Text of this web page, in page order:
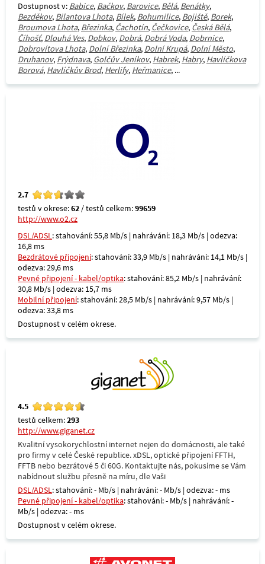
Dostupnost v: Babice, Bačkov, Barovice, Bělá, Benátky,
Bezděkov, Bilantova Lhota, Bílek, Bohumilice, Bojiště, Borek,
Broumova Lhota, Březinka, Čachotín, Čečkovice, Česká Bělá,
Číhošť, Dlouhá Ves, Dobkov, Dobrá, Dobrá Voda, Dobrnice,
Dobrovítova Lhota, Dolní Březinka, Dolní Krupá, Dolní Město,
Druhanov, Frýdnava, Golčův Jeníkov, Habrek, Habry, Havlíčkova
Borová, Havlíčkův Brod, Herlify, Heřmanice, ...
2.7
testů v okrese:62 / testů celkem:99659
http://www.o2.cz
DSL/ADSL: stahování: 55,8 Mb/s | nahrávání: 18,3 Mb/s | odezva:
16,8 ms
Bezdrátové připojení: stahování: 33,9 Mb/s | nahrávání: 14,1 Mb/s |
odezva: 29,6 ms
Pevné připojení - kabel/optika: stahování: 85,2 Mb/s | nahrávání:
30,8 Mb/s | odezva: 15,7 ms
Mobilní připojení: stahování: 28,5 Mb/s | nahrávání: 9,57 Mb/s |
odezva: 33,8 ms
Dostupnost v celém okrese.
4.5
testů celkem:293
http://www.giganet.cz
Kvalitní vysokorychlostní internet nejen do domácnosti, ale také
pro firmy v celé České republice. xDSL, optické připojení FFTH,
FFTB nebo bezrátové 5 či 60G. Kontaktujte nás, pokusíme se Vám
nabídnout službu přesně na míru, dle Vaši
DSL/ADSL: stahování: - Mb/s | nahrávání: - Mb/s | odezva: - ms
Pevné připojení - kabel/optika: stahování: - Mb/s | nahrávání: -
Mb/s | odezva: - ms
Dostupnost v celém okrese.